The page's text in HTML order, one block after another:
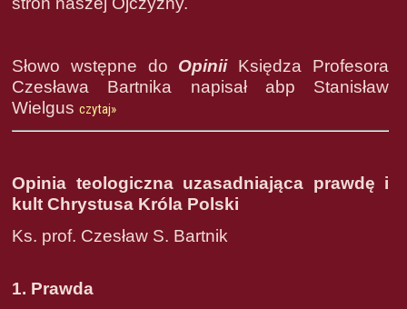
Słowo wstępne do OpiniiKsiędza Profesora
Czesława Bartnika napisał abp Stanisław
Wielgus czytaj»
Opinia teologiczna uzasadniająca prawdę i
kult Chrystusa Króla Polski
Ks. prof. Czesław S. Bartnik
1. Prawda